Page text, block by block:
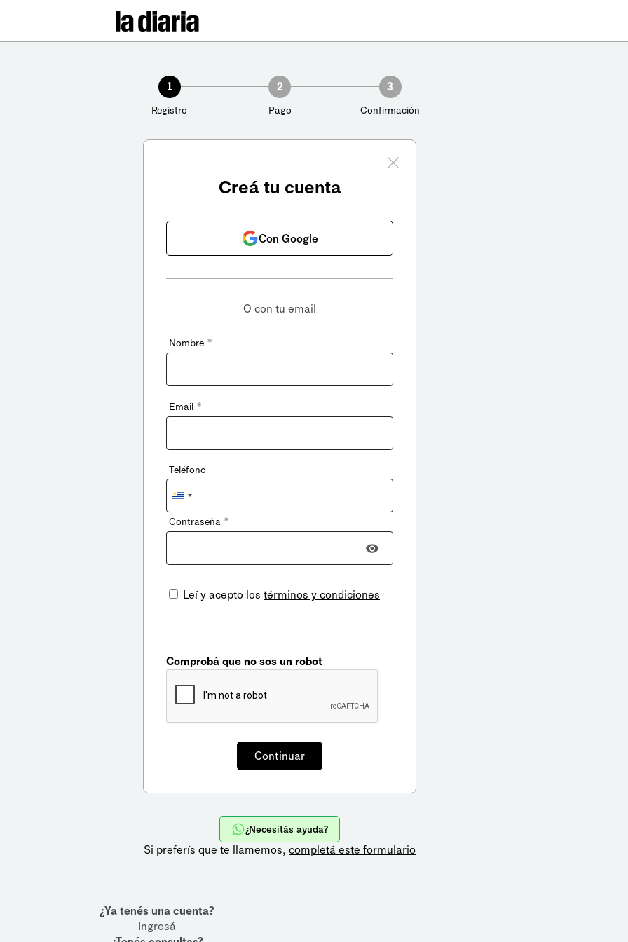
1
Registro
2
Pago
3
Confirmación
Creá tu cuenta
Con Google
O con tu email
Nombre *
Email *
Teléfono
Uruguay
+598
Contraseña *
Leí y acepto los términos y condiciones
Comprobá que no sos un robot
¿Necesitás ayuda?
Si preferís que te llamemos, completá este formulario
¿Ya tenés una cuenta?
Ingresá